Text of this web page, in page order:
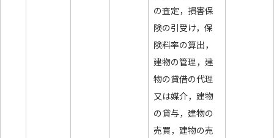
の査定，損害保
険の引受け，保
険料率の算出，
建物の管理，建
物の貸借の代理
又は媒介，建物
の貸与，建物の
売買，建物の売